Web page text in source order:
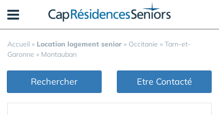
Accueil » Location logement senior » Occitanie » Tarn-et-
Garonne » Montauban
Rechercher Etre Contacté